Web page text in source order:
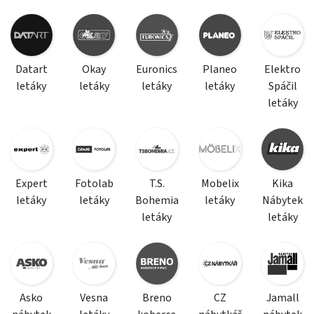
Datart
letáky
Okay
letáky
Euronics
letáky
Planeo
letáky
Elektro
Spáčil
letáky
Expert
letáky
Fotolab
letáky
T.S.
Bohemia
letáky
Mobelix
letáky
Kika
Nábytek
letáky
Asko
Vesna
Breno
CZ
Jamall